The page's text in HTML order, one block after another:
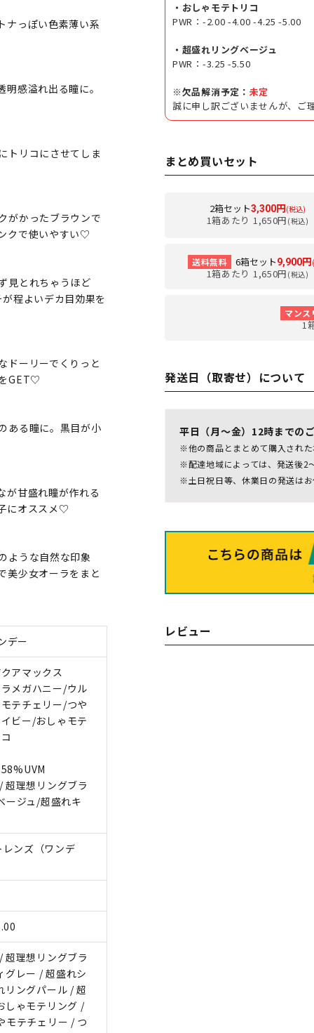
・おしゃモテトリコ
PWR：-2.00 -4.00 -4.25 -5.00
・超盛れリングベージュ
PWR：-3.25 -5.50
※欠品解消予定： 未定
誠に申し訳ございませんが、ご
まとめ買いセット
2箱セット3,300円 (税込)
1箱あたり 1,650円 (税込)
送料無料 6箱セット9,900円
1箱あたり 1,650円 (税込)
マンス
1
発送日（取寄せ）について
平日（月～金）12時までの
※他の商品とまとめて購入され
※配達地域によっては、発送後2
※土日祝日等、休業日の発送は
レビュー
ナっぽい色素薄い系
感溢れ出る瞳に。
トリコにさせてしま
がかったブラウンで
クで使いやすい♡
見とれちゃうほど
程よいデカ目効果を
ドーリーでくりっと
GET♡
ある瞳に。黒目が小
が甘盛れ瞳が作れる
にオススメ♡
ような自然な印象
美少女オーラをまと
デー
アマックス
メガハニー/ウル
テチェリー/つや
ビー/おしゃモテ
超理想リングブラ
ージュ/超盛れキ
ンズ（ワンデ
超理想リングブラ
グレー / 超盛れシ
リングパール / 超
しゃモテリング /
モテチェリー / つ